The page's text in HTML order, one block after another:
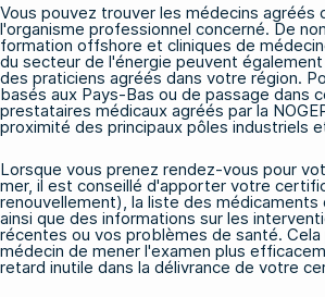
Vous pouvez trouver les médecins agréés
l'organisme professionnel concerné. De
formation offshore et cliniques de
du secteur de l'énergie peuvent
des praticiens agréés dans votre région.
basés aux Pays-Bas ou de passage dans
prestataires médicaux agréés par la
proximité des principaux pôles industriels
Lorsque vous prenez rendez-vous pour
mer, il est conseillé d'apporter votre
renouvellement), la liste des médicaments
ainsi que des informations sur les
récentes ou vos problèmes de santé.
médecin de mener l'examen plus
retard inutile dans la délivrance de votre